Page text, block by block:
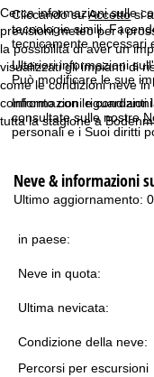
Cliccando suAccettosi
tecnologie simili.
tecnicamente necessari
Ulteriori informazioni
Può modificare le sue
Informazioni riguardanti
consultate sulle nostre
personali e i Suoi diritti
e
p
a
g
Cerca informazioni sulle
previsioni meteo per i
la possibilità di aver un
visualizzati gli impianti di
come le condizioni neve
confronto con le
tutta la stagione a
Neve & informazioni
Ultimo aggiornamento:
in paese:
Neve in quota:
Ultima nevicata:
Condizione della neve:
Percorsi per escursioni